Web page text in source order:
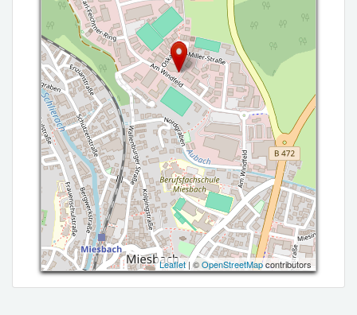
Leaflet| ©OpenStreetMapcontributors